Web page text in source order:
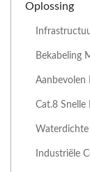
Oplossing
Bekabeling
Aanbevolen
Cat.8 Snelle
Waterdichte
Industriële